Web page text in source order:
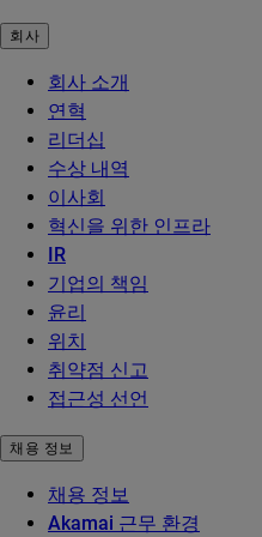
회사
회사 소개
연혁
리더십
수상 내역
이사회
혁신을 위한 인프라
IR
기업의 책임
윤리
위치
취약점 신고
접근성 선언
채용 정보
채용 정보
Akamai 근무 환경